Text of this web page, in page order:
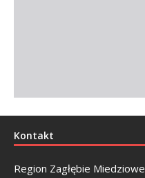
Kontakt
Region Zagłębie Miedziowe